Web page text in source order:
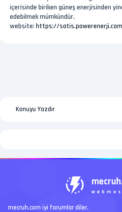
içerisinde biriken güneş enerjisinden
edebilmek mümkündür.
website: https://
Konuyu Yazdır
mecruh.com iyi forumlar diler.